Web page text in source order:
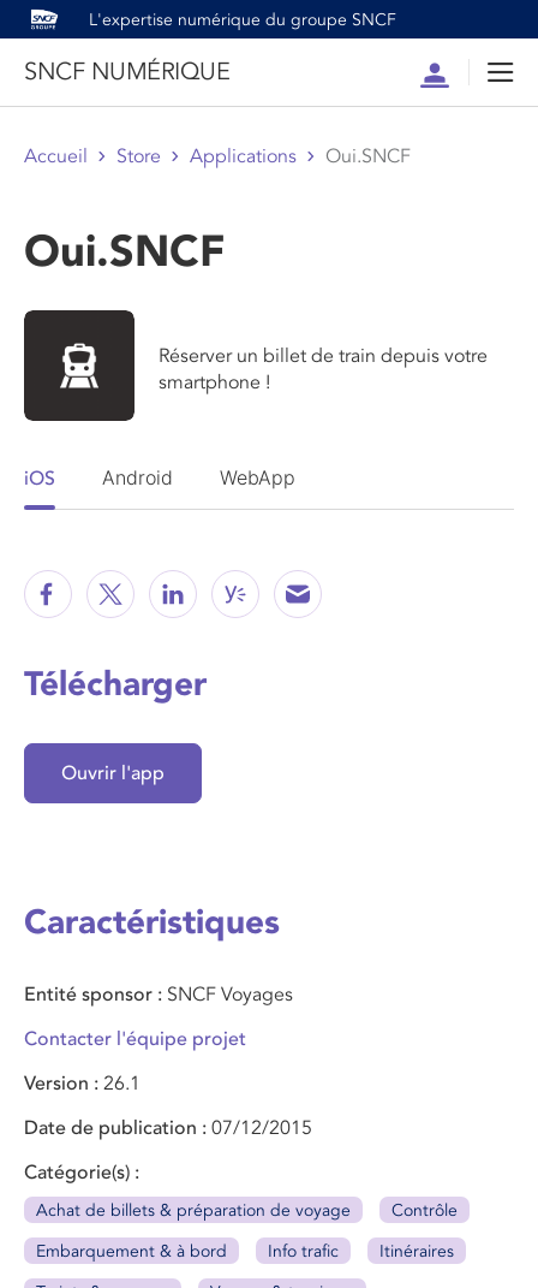
L'expertise numérique du groupe SNCF
SNCF NUMÉRIQUE
Compte
Accueil Store Applications Oui.SNCF
Oui.SNCF
Réserver un billet de train depuis votre
smartphone !
iOS Android WebApp
Télécharger
Ouvrir l'app
Caractéristiques
Entité sponsor
SNCF Voyages
Contacter l'équipe projet
Version
26.1
Date de publication
07/12/2015
Catégorie(s)
Achat de billets & préparation de voyage
Contrôle
Embarquement & à bord
Info trafic
Itinéraires